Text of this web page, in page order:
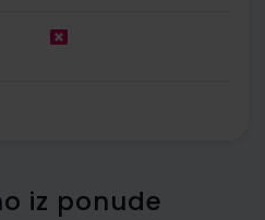
iz ponude